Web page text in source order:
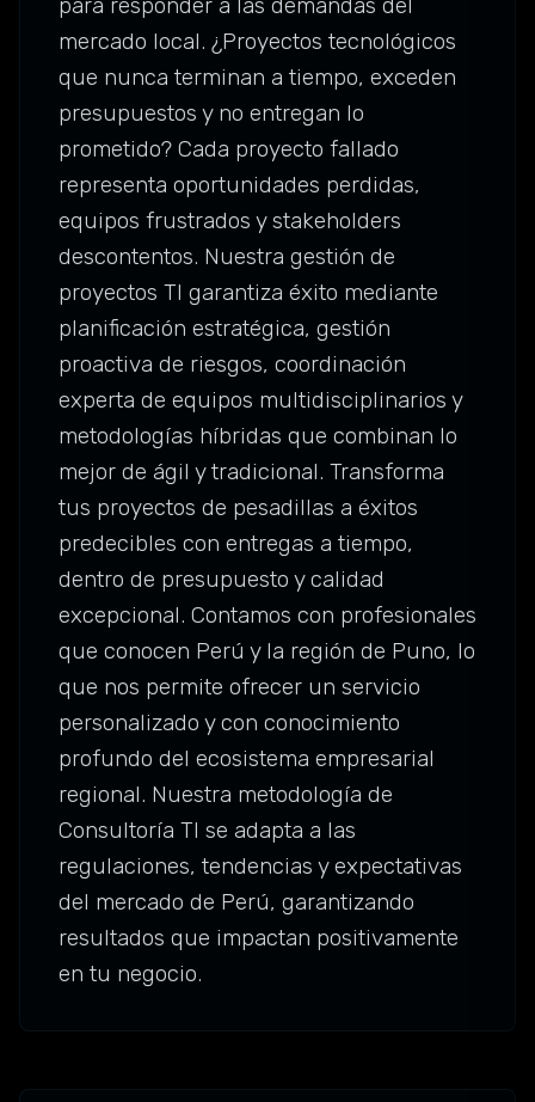
mercado local. ¿Proyectos tecnológicos
que nunca terminan a tiempo, exceden
presupuestos y no entregan lo
prometido? Cada proyecto fallado
representa oportunidades perdidas,
equipos frustrados y stakeholders
descontentos. Nuestra gestión de
proyectos TI garantiza éxito mediante
planificación estratégica, gestión
proactiva de riesgos, coordinación
experta de equipos multidisciplinarios y
metodologías híbridas que combinan lo
mejor de ágil y tradicional. Transforma
tus proyectos de pesadillas a éxitos
predecibles con entregas a tiempo,
dentro de presupuesto y calidad
excepcional. Contamos con profesionales
que conocen Perú y la región de Puno, lo
que nos permite ofrecer un servicio
personalizado y con conocimiento
profundo del ecosistema empresarial
regional. Nuestra metodología de
Consultoría TI se adapta a las
regulaciones, tendencias y expectativas
del mercado de Perú, garantizando
resultados que impactan positivamente
en tu negocio.